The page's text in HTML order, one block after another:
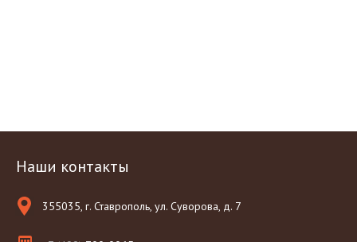
Наши контакты
355035, г. Ставрополь, ул. Суворова, д. 7